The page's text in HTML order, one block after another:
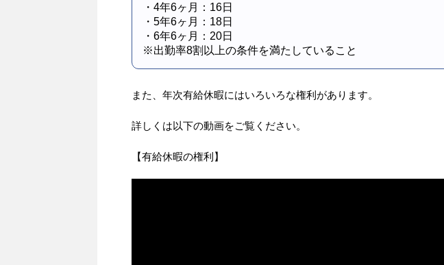
・4年6ヶ月：16日
・5年6ヶ月：18日
・6年6ヶ月：20日
※出勤率8割以上の条件を満たしていること
また、年次有給休暇にはいろいろな権利があります。
詳しくは以下の動画をご覧ください。
【有給休暇の権利】